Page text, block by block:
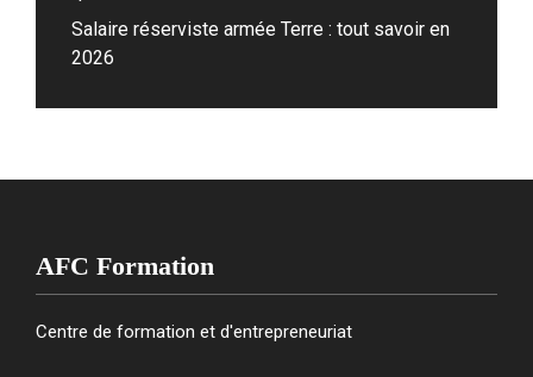
Salaire réserviste armée Terre : tout savoir en
2026
AFC Formation
Centre de formation et d'entrepreneuriat